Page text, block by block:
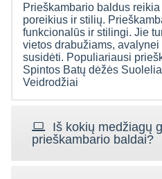
Prieškambario baldus
poreikius ir stilių.
funkcionalūs ir stilingi. Jie
vietos drabužiams,
susidėti. Populiariausi
Spintos Batų dėžės
Veidrodžiai
Iš kokių medžiagų
prieškambario baldai?